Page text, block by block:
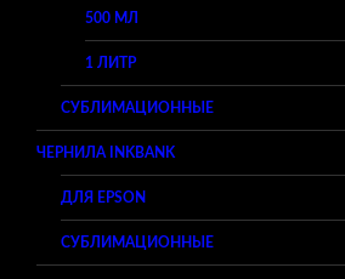
500 МЛ
1 ЛИТР
СУБЛИМАЦИОННЫЕ
ЧЕРНИЛА INKBANK
ДЛЯ EPSON
СУБЛИМАЦИОННЫЕ